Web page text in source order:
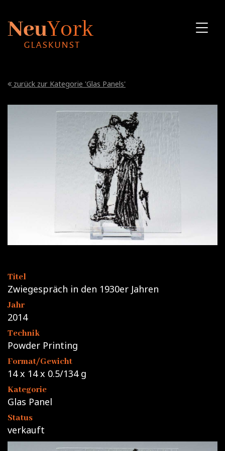
zurück zur Kategorie 'Glas Panels'
Titel
Zwiegespräch in den 1930er Jahren
Jahr
2014
Technik
Powder Printing
Format/Gewicht
14 x 14 x 0.5/134 g
Kategorie
Glas Panel
Status
verkauft